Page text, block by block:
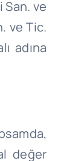
San. ve
ve Tic.
adına
değer